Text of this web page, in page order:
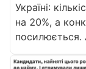
Україні:
на 20%, а
посилюється.